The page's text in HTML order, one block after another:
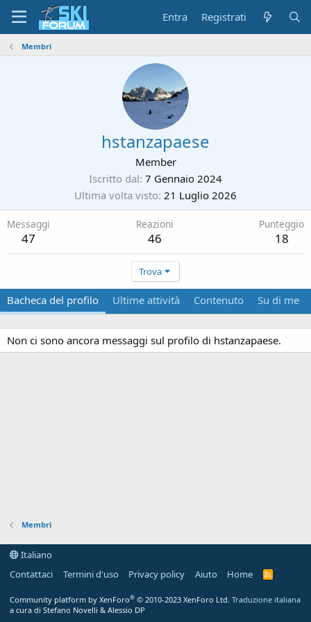
Entra Registrati
Membri
hstanzapaese
Member
Iscritto dal 7 Gennaio 2024
Ultima volta visto 21 Luglio 2026
Messaggi
47
Reazioni
46
Punteggio
18
Trova
Bacheca del profilo Ultime attività Contenuto Su di me
Non ci sono ancora messaggi sul profilo di hstanzapaese.
Membri
Italiano
Contattaci
Termini d'uso Privacy policy Aiuto Home
R
Community platform by XenForo® © 2010-2023 XenForo Ltd. Traduzione italiana
a cura di Stefano Novelli & Alessio DP